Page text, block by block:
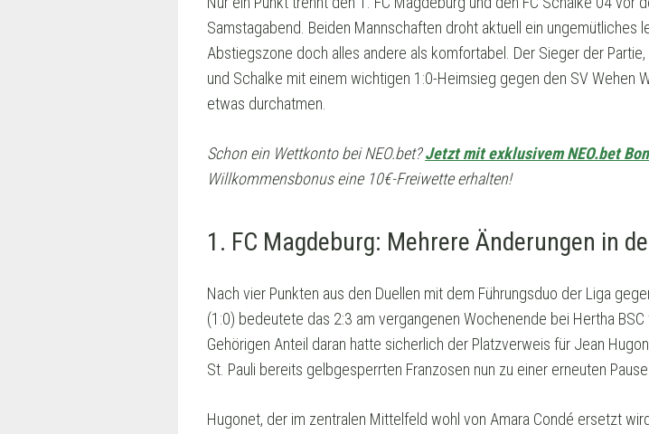
Samstagabend. Beiden Mannschaften droht aktuell ein ungemütliches
Abstiegszone doch alles andere als komfortabel. Der Sieger der
und Schalke mit einem wichtigen 1:0-Heimsieg gegen den SV Wehen
etwas durchatmen.
Schon ein Wettkonto bei NEO.bet?Jetzt mit exklusivem NEO.bet
Willkommensbonus eine 10€-Freiwette erhalten!
1. FC Magdeburg: Mehrere Änderungen in
Nach vier Punkten aus den Duellen mit dem Führungsduo der Liga
(1:0) bedeutete das 2:3 am vergangenen Wochenende bei Hertha
Gehörigen Anteil daran hatte sicherlich der Platzverweis für Jean
St. Pauli bereits gelbgesperrten Franzosen nun zu einer erneuten
Hugonet, der im zentralen Mittelfeld wohl von Amara Condé ersetzt